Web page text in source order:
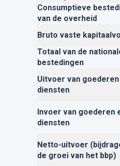
Consumptieve
van de overheid
Bruto vaste
Totaal van de
bestedingen
Uitvoer van
diensten
Invoer van goederen
diensten
Netto-uitvoer
de groei van het bbp)